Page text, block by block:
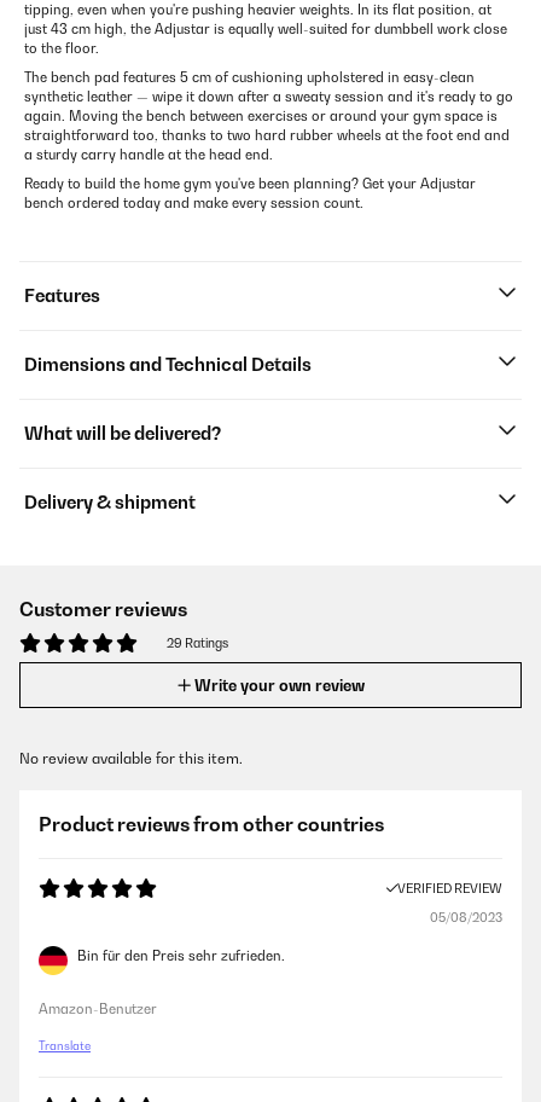
tipping, even when you're pushing heavier weights. In its flat position, at
just 43 cm high, the Adjustar is equally well-suited for dumbbell work close
to the floor.
The bench pad features 5 cm of cushioning upholstered in easy-clean
synthetic leather — wipe it down after a sweaty session and it's ready to go
again. Moving the bench between exercises or around your gym space is
straightforward too, thanks to two hard rubber wheels at the foot end and
a sturdy carry handle at the head end.
Ready to build the home gym you've been planning? Get your Adjustar
bench ordered today and make every session count.
Features
Dimensions and Technical Details
What will be delivered?
Delivery & shipment
Customer reviews
29 Ratings
Write your own review
No review available for this item.
Product reviews from other countries
VERIFIED REVIEW
05/08/2023
Bin für den Preis sehr zufrieden.
Amazon-Benutzer
Translate